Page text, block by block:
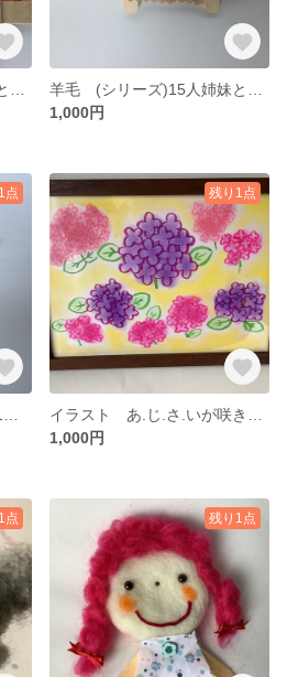
1,000円
点 残り1点
1,000円
点 残り1点